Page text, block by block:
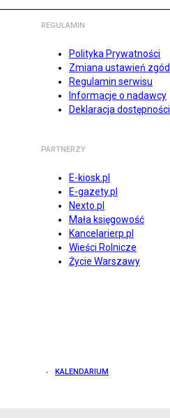
REGULAMIN
Polityka Prywatności
Zmiana ustawień zgód
Regulamin serwisu
Informacje o nadawcy
Deklaracja dostępności
PARTNERZY
E-kiosk.pl
E-gazety.pl
Nexto.pl
Mała księgowość
Kancelarierp.pl
Wieści Rolnicze
Życie Warszawy
KALENDARIUM